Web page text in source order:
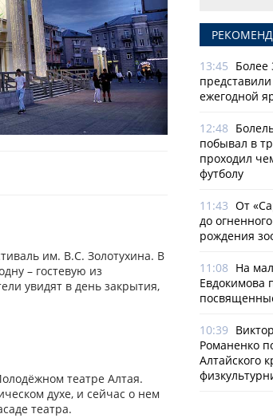
им. В.С. Золотухина. В
– гостевую из
увидят в день закрытия,
театре Алтая.
духе, и сейчас о нем
театра.
13:45 Более
ежегодной
12:48
побывал в
проходил
футболу
11:43 От
до
рождения
11:08 На
Евдокимова
10:39
Романенко
Алтайского